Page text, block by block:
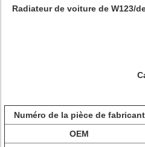
Radiateur de voiture de W123/
Numéro de la pièce de fabricant
OEM